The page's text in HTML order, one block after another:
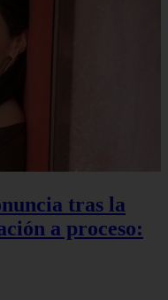
tras la
a proceso: